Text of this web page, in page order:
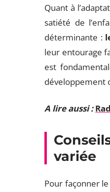
Quant à
satiété de
déterminante :
leur entourage
est
développement
A lire aussi :
variée
Pour façonner